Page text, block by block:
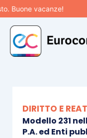
Vai
al
contenuto
vacanze!
DIRITTO E
Modello 231
P.A. ed Enti